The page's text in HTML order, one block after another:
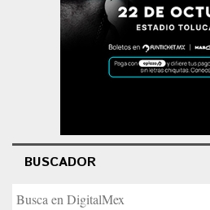
BUSCADOR